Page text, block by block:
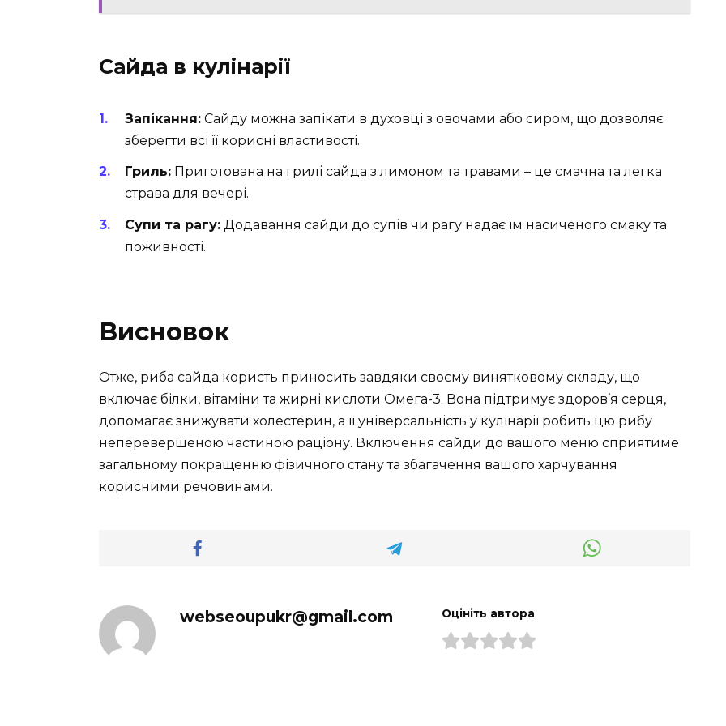
Сайда в кулінарії
Запікання: Сайду можна запікати в духовці з овочами або сиром, що дозволяє
зберегти всі її корисні властивості.
Гриль: Приготована на грилі сайда з лимоном та травами – це смачна та легка
страва для вечері.
Супи та рагу: Додавання сайди до супів чи рагу надає їм насиченого смаку та
поживності.
Висновок
Отже, риба сайда користь приносить завдяки своєму винятковому складу, що
включає білки, вітаміни та жирні кислоти Омега-3. Вона підтримує здоров’я серця,
допомагає знижувати холестерин, а її універсальність у кулінарії робить цю рибу
неперевершеною частиною раціону. Включення сайди до вашого меню сприятиме
загальному покращенню фізичного стану та збагачення вашого харчування
корисними речовинами.
webseoupukr@gmail.com Оцініть автора